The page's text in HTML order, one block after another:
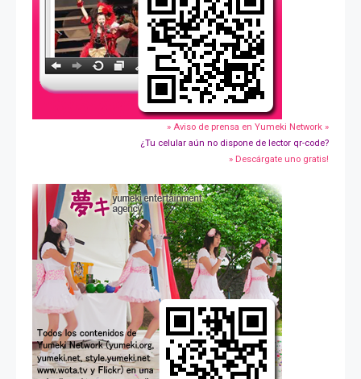
» Aviso de prensa en Yumeki Network »
¿Tu celular aún no dispone de lector qr-code?
» Descárgate uno gratis!